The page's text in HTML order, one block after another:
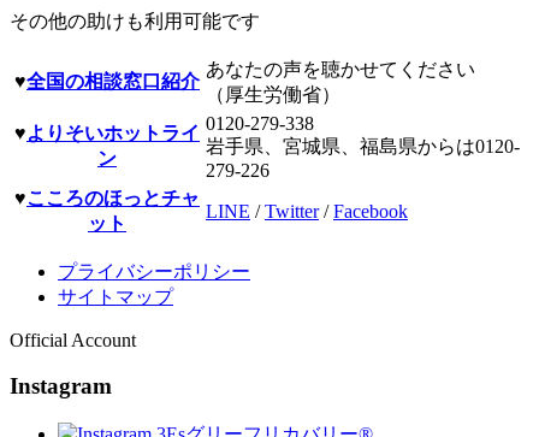
その他の助けも利用可能です
♥全国の相談窓口紹介
あなたの声を聴かせてください
（厚生労働省）
♥よりそいホットライ
ン
0120-279-338
岩手県、宮城県、福島県からは0120-
279-226
♥こころのほっとチャ
ット
LINE /Twitter/Facebook
プライバシーポリシー
サイトマップ
Official Account
Instagram